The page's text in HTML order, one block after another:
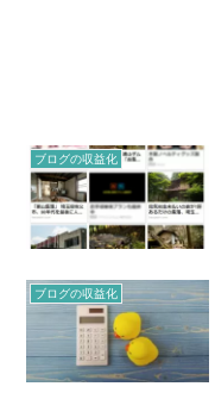
ブログの収益化
ブログの収益化